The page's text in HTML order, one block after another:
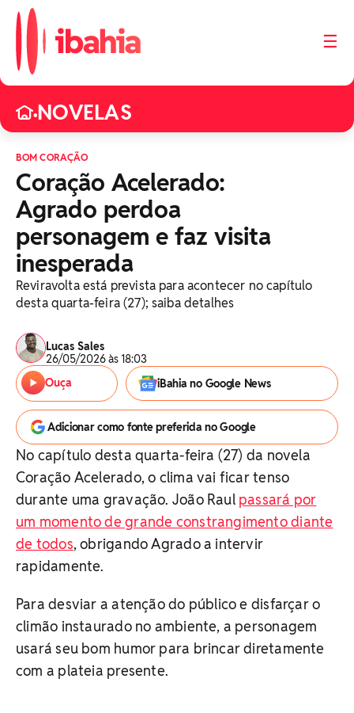
☰
•NOVELAS
BOM CORAÇÃO
Coração Acelerado:
Agrado perdoa
personagem e faz visita
inesperada
Reviravolta está prevista para acontecer no capítulo
desta quarta-feira (27); saiba detalhes
Lucas Sales
26/05/2026 às 18:03
Ouça
iBahia no Google News
Adicionar como fonte preferida no Google
No capítulo desta quarta-feira (27) da novela
Coração Acelerado, o clima vai ficar tenso
durante uma gravação. João Raul passará por
um momento de grande constrangimento diante
de todos, obrigando Agrado a intervir
rapidamente.
Para desviar a atenção do público e disfarçar o
climão instaurado no ambiente, a personagem
usará seu bom humor para brincar diretamente
com a plateia presente.